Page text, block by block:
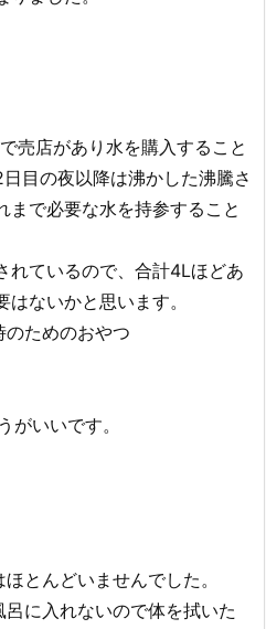
売店があり水を購入すること
目の夜以降は沸かした沸騰さ
まで必要な水を持参すること
れているので、合計4Lほどあ
ないかと思います。
ためのおやつ
いいです。
とんどいませんでした。
に入れないので体を拭いた